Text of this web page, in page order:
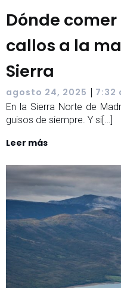
Dónde
callos a la
Sierra
agosto 24, 2025 | 7:32
En la Sierra Norte de
guisos de siempre. Y si[…]
Leer más